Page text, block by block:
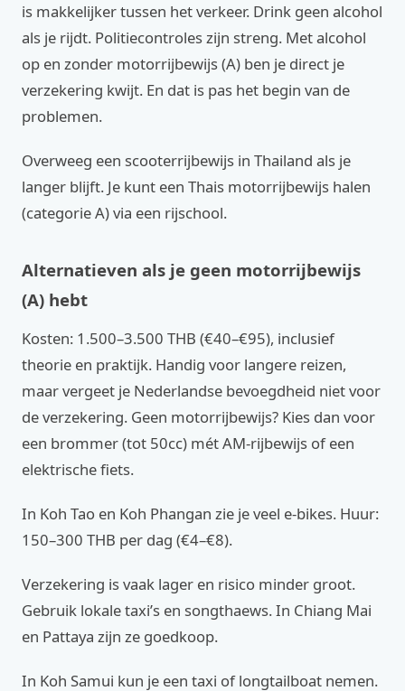
is makkelijker tussen het verkeer. Drink geen alcohol
als je rijdt. Politiecontroles zijn streng. Met alcohol
op en zonder motorrijbewijs (A) ben je direct je
verzekering kwijt. En dat is pas het begin van de
problemen.
Overweeg een scooterrijbewijs in Thailand als je
langer blijft. Je kunt een Thais motorrijbewijs halen
(categorie A) via een rijschool.
Alternatieven als je geen motorrijbewijs
(A) hebt
Kosten: 1.500–3.500 THB (€40–€95), inclusief
theorie en praktijk. Handig voor langere reizen,
maar vergeet je Nederlandse bevoegdheid niet voor
de verzekering. Geen motorrijbewijs? Kies dan voor
een brommer (tot 50cc) mét AM-rijbewijs of een
elektrische fiets.
In Koh Tao en Koh Phangan zie je veel e-bikes. Huur:
150–300 THB per dag (€4–€8).
Verzekering is vaak lager en risico minder groot.
Gebruik lokale taxi’s en songthaews. In Chiang Mai
en Pattaya zijn ze goedkoop.
In Koh Samui kun je een taxi of longtailboat nemen.